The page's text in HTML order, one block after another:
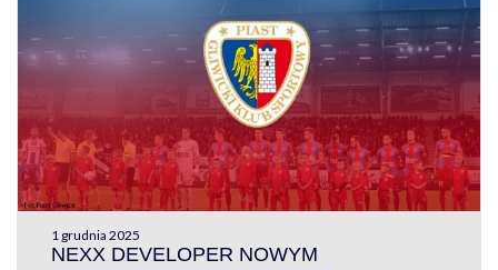
1 grudnia 2025
NEXX DEVELOPER NOWYM